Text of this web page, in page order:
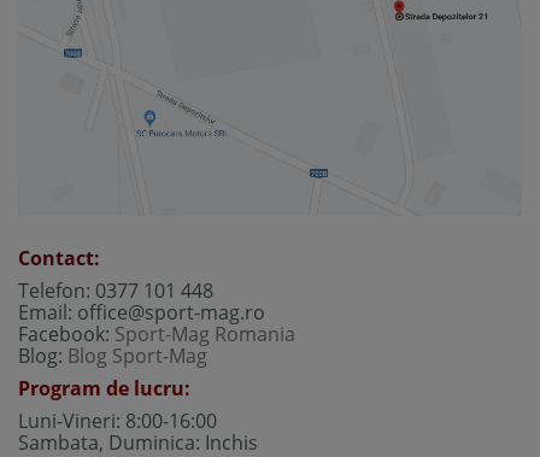
Contact:
Telefon: 0377 101 448
Email: office@sport-mag.ro
Facebook: Sport-Mag Romania
Blog: Blog Sport-Mag
Program de lucru:
Luni-Vineri: 8:00-16:00
Sambata, Duminica: Inchis